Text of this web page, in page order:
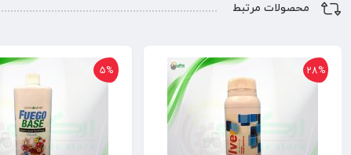
محصولات مرتبط
28%
5%